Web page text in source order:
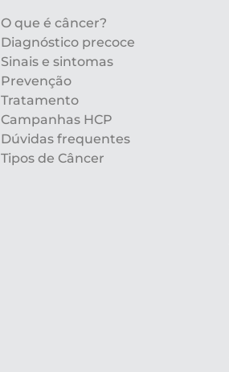
O que é câncer?
Diagnóstico precoce
Sinais e sintomas
Prevenção
Tratamento
Campanhas HCP
Dúvidas frequentes
Tipos de Câncer